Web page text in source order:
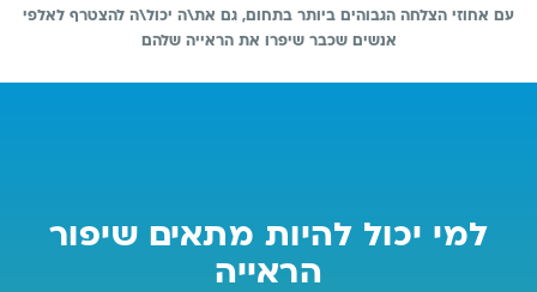
עם אחוזי הצלחה הגבוהים ביותר בתחום, גם את\ה יכול\ה להצטרף לאלפי
אנשים שכבר שיפרו את הראייה שלהם
למי יכול להיות מתאים שיפור
הראייה